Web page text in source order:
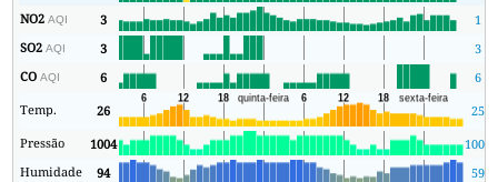
NO2AQI 3
1
SO2AQI 3
3
COAQI 6
6
Temp.
26
25
Pressão
1004 1003
Humidade
94 59